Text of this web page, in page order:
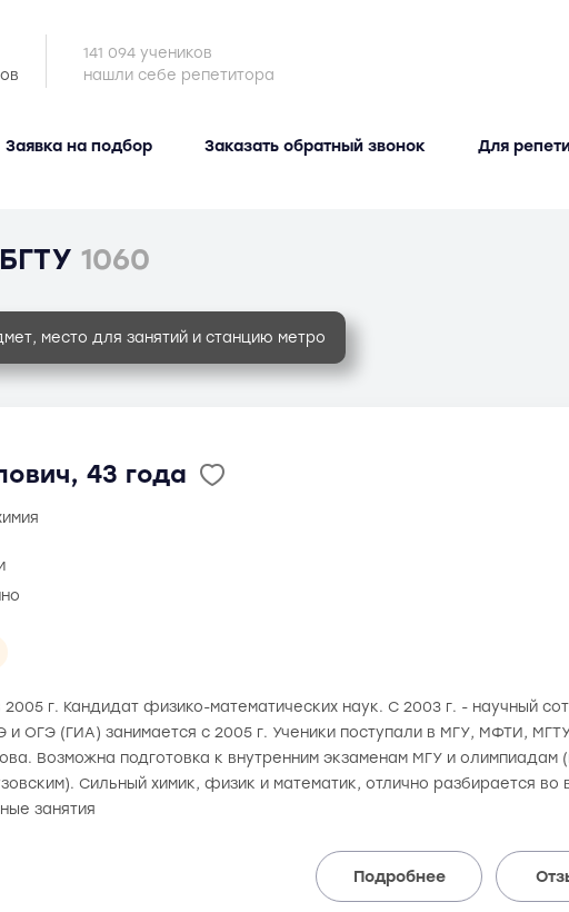
141 094 учеников
нашли себе репетитора
Заявка на подбор Заказать обратный звонок Для
1060
место для занятий и станцию метро
43 года
г. Кандидат физико-математических наук. С 2003 г. - научный
и ОГЭ (ГИА) занимается с 2005 г. Ученики поступали в МГУ, МФТИ,
Возможна подготовка к внутренним экзаменам МГУ и олимпиадам
Сильный химик, физик и математик, отлично разбирается во
занятия
Подробнее